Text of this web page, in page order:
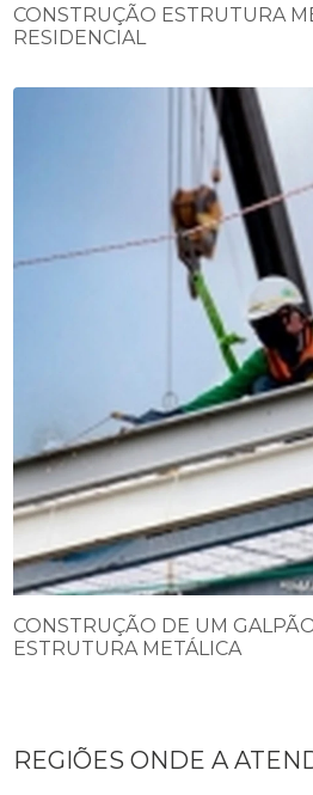
CONSTRUÇÃO ESTRUTURA
RESIDENCIAL
CONSTRUÇÃO DE UM
ESTRUTURA METÁLICA
REGIÕES ONDE A